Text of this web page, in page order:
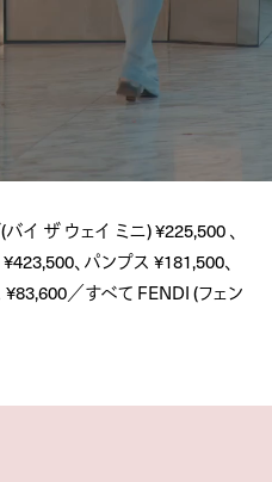
イ ザ ウェイ ミニ) ¥225,500 、
¥423,500、パンプス ¥181,500、
¥83,600／すべて FENDI (フェン